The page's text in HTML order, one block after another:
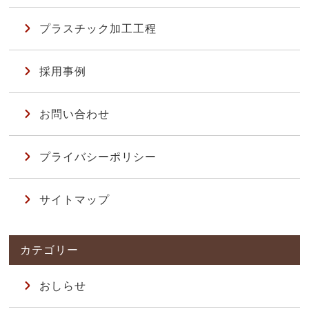
プラスチック加工工程
採用事例
お問い合わせ
プライバシーポリシー
サイトマップ
おしらせ